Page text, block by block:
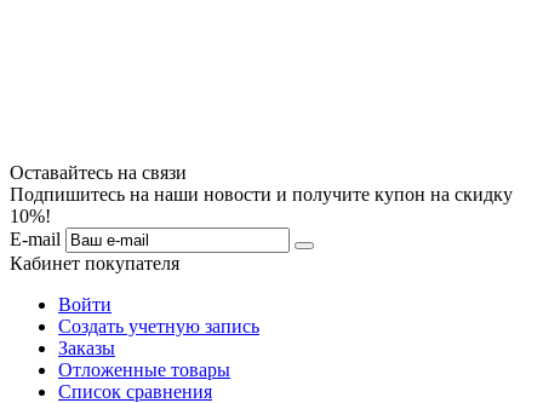
Оставайтесь на связи
Подпишитесь на наши новости и получите купон на скидку
10%!
E-mail
Кабинет покупателя
Войти
Создать учетную запись
Заказы
Отложенные товары
Список сравнения